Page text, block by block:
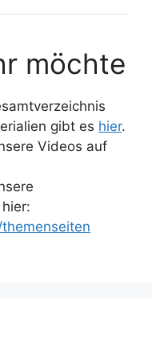
möchte
gibt es hier.
Videos auf